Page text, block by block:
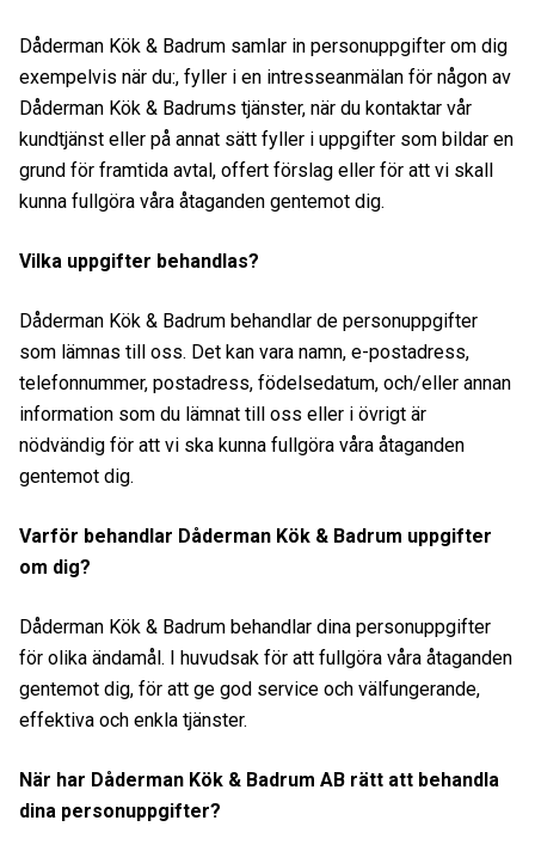
Dåderman Kök & Badrum samlar in personuppgifter om dig
exempelvis när du:, fyller i en intresseanmälan för någon av
Dåderman Kök & Badrums tjänster, när du kontaktar vår
kundtjänst eller på annat sätt fyller i uppgifter som bildar en
grund för framtida avtal, offert förslag eller för att vi skall
kunna fullgöra våra åtaganden gentemot dig.
Vilka uppgifter behandlas?
Dåderman Kök & Badrum behandlar de personuppgifter
som lämnas till oss. Det kan vara namn, e-postadress,
telefonnummer, postadress, födelsedatum, och/eller annan
information som du lämnat till oss eller i övrigt är
nödvändig för att vi ska kunna fullgöra våra åtaganden
gentemot dig.
Varför behandlar Dåderman Kök & Badrum uppgifter
om dig?
Dåderman Kök & Badrum behandlar dina personuppgifter
för olika ändamål. I huvudsak för att fullgöra våra åtaganden
gentemot dig, för att ge god service och välfungerande,
effektiva och enkla tjänster.
När har Dåderman Kök & Badrum AB rätt att behandla
dina personuppgifter?